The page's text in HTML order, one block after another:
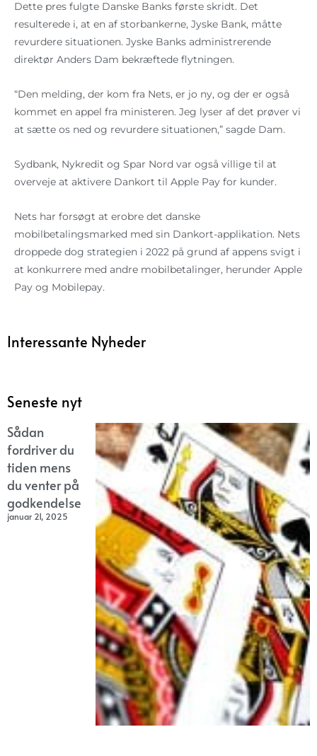
Dette pres fulgte Danske Banks første skridt. Det
resulterede i, at en af storbankerne, Jyske Bank, måtte
revurdere situationen. Jyske Banks administrerende
direktør Anders Dam bekræftede flytningen.
“Den melding, der kom fra Nets, er jo ny, og der er også
kommet en appel fra ministeren. Jeg lyser af det prøver vi
at sætte os ned og revurdere situationen,” sagde Dam.
Sydbank, Nykredit og Spar Nord var også villige til at
overveje at aktivere Dankort til Apple Pay for kunder.
Nets har forsøgt at erobre det danske
mobilbetalingsmarked med sin Dankort-applikation. Nets
droppede dog strategien i 2022 på grund af appens svigt i
at konkurrere med andre mobilbetalinger, herunder Apple
Pay og Mobilepay.
Interessante Nyheder
Seneste nyt
Sådan
fordriver du
tiden mens
du venter på
godkendelse
januar 21, 2025